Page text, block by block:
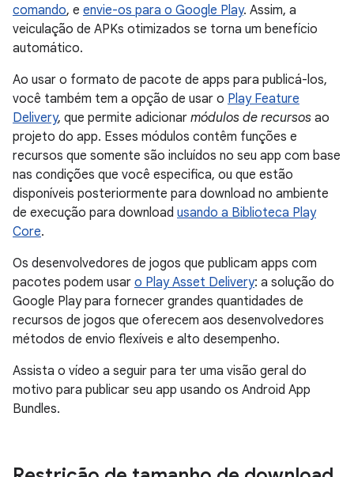
comando, e envie-os para o Google Play. Assim, a
veiculação de APKs otimizados se torna um benefício
automático.
Ao usar o formato de pacote de apps para publicá-los,
você também tem a opção de usar o Play Feature
Delivery, que permite adicionar módulos de recursos ao
projeto do app. Esses módulos contêm funções e
recursos que somente são incluídos no seu app com base
nas condições que você especifica, ou que estão
disponíveis posteriormente para download no ambiente
de execução para download usando a Biblioteca Play
Core.
Os desenvolvedores de jogos que publicam apps com
pacotes podem usar o Play Asset Delivery: a solução do
Google Play para fornecer grandes quantidades de
recursos de jogos que oferecem aos desenvolvedores
métodos de envio flexíveis e alto desempenho.
Assista o vídeo a seguir para ter uma visão geral do
motivo para publicar seu app usando os Android App
Bundles.